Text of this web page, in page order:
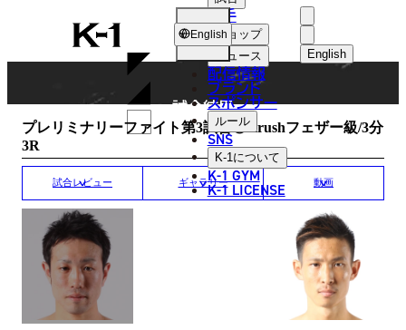
K-
1
English
中文（繁體
選手
ショップ
ニュース
配信情報
ブランド
スポンサー
ルール
SNS
K-1について
K-1 GYM
K-1 LICENSE
English
MATCH RESULT
試合結果
プレリミナリーファイト第3試合◎Krushフェザー級/3分
3R
試合レビュー ギャラリー 動画